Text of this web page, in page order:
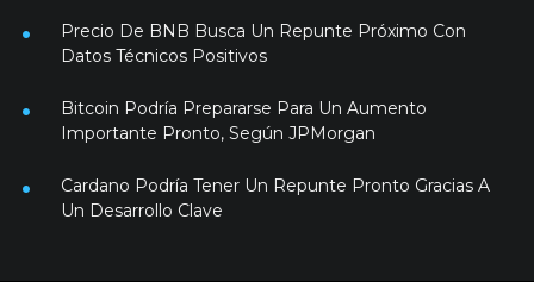
Precio De BNB Busca Un Repunte Próximo Con
Datos Técnicos Positivos
Bitcoin Podría Prepararse Para Un Aumento
Importante Pronto, Según JPMorgan
Cardano Podría Tener Un Repunte Pronto Gracias A
Un Desarrollo Clave